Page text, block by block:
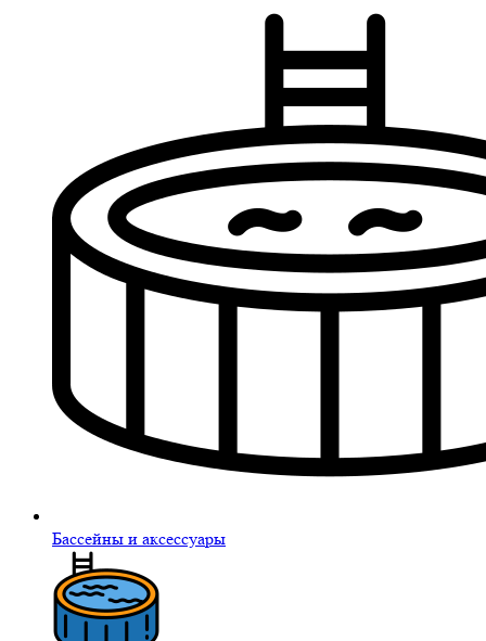
Бассейны и аксессуары